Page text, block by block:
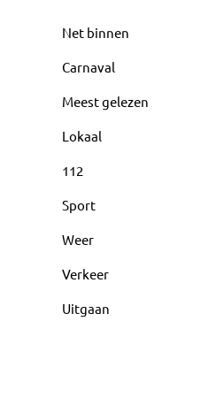
Net binnen
Carnaval
Meest gelezen
Lokaal
112
Sport
Weer
Verkeer
Uitgaan